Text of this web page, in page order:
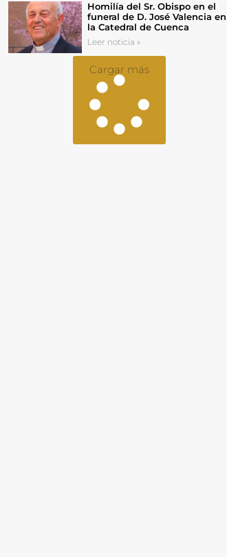
Homilía del Sr. Obispo en el
funeral de D. José Valencia en
la Catedral de Cuenca
Leer noticia »
Cargar más